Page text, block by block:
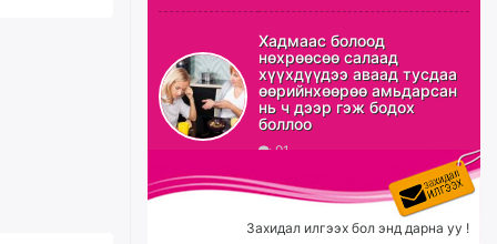
Эрэн хайж байна
21 цагийн өмнө
С.Амарсайхан: Орон сууцны
залилангаас сэргийлэхийн
тулд барилгатай холбоотой бүх
мэдээллийг харуулах шинэ
цахим систем танилцуулна
Хадмаас болоод
нөхрөөсөө салаад
хүүхдүүдээ аваад тусдаа
өөрийнхөөрөө амьдарсан
нь ч дээр гэж бодох
боллоо
91
Захидал илгээх бол энд дарна уу !